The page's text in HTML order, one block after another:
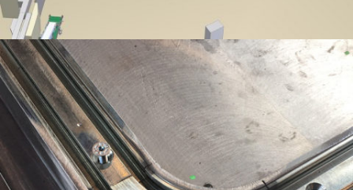
IMPLANTATION DE LIGNES D’EMBALLAGE